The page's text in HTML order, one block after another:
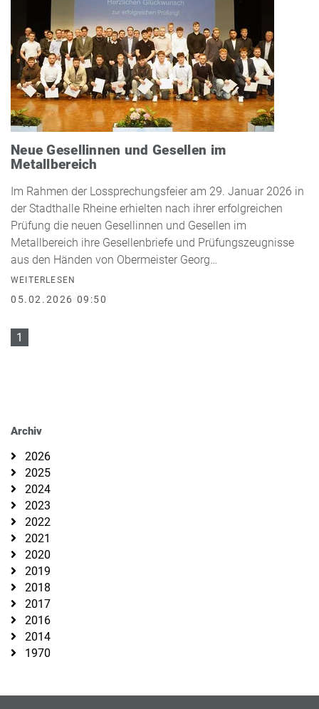
Neue Gesellinnen und Gesellen im
Metallbereich
Im Rahmen der Lossprechungsfeier am 29. Januar 2026 in
der Stadthalle Rheine erhielten nach ihrer erfolgreichen
Prüfung die neuen Gesellinnen und Gesellen im
Metallbereich ihre Gesellenbriefe und Prüfungszeugnisse
aus den Händen von Obermeister Georg…
WEITERLESEN
05.02.2026 09:50
1
Archiv
2026
2025
2024
2023
2022
2021
2020
2019
2018
2017
2016
2014
1970